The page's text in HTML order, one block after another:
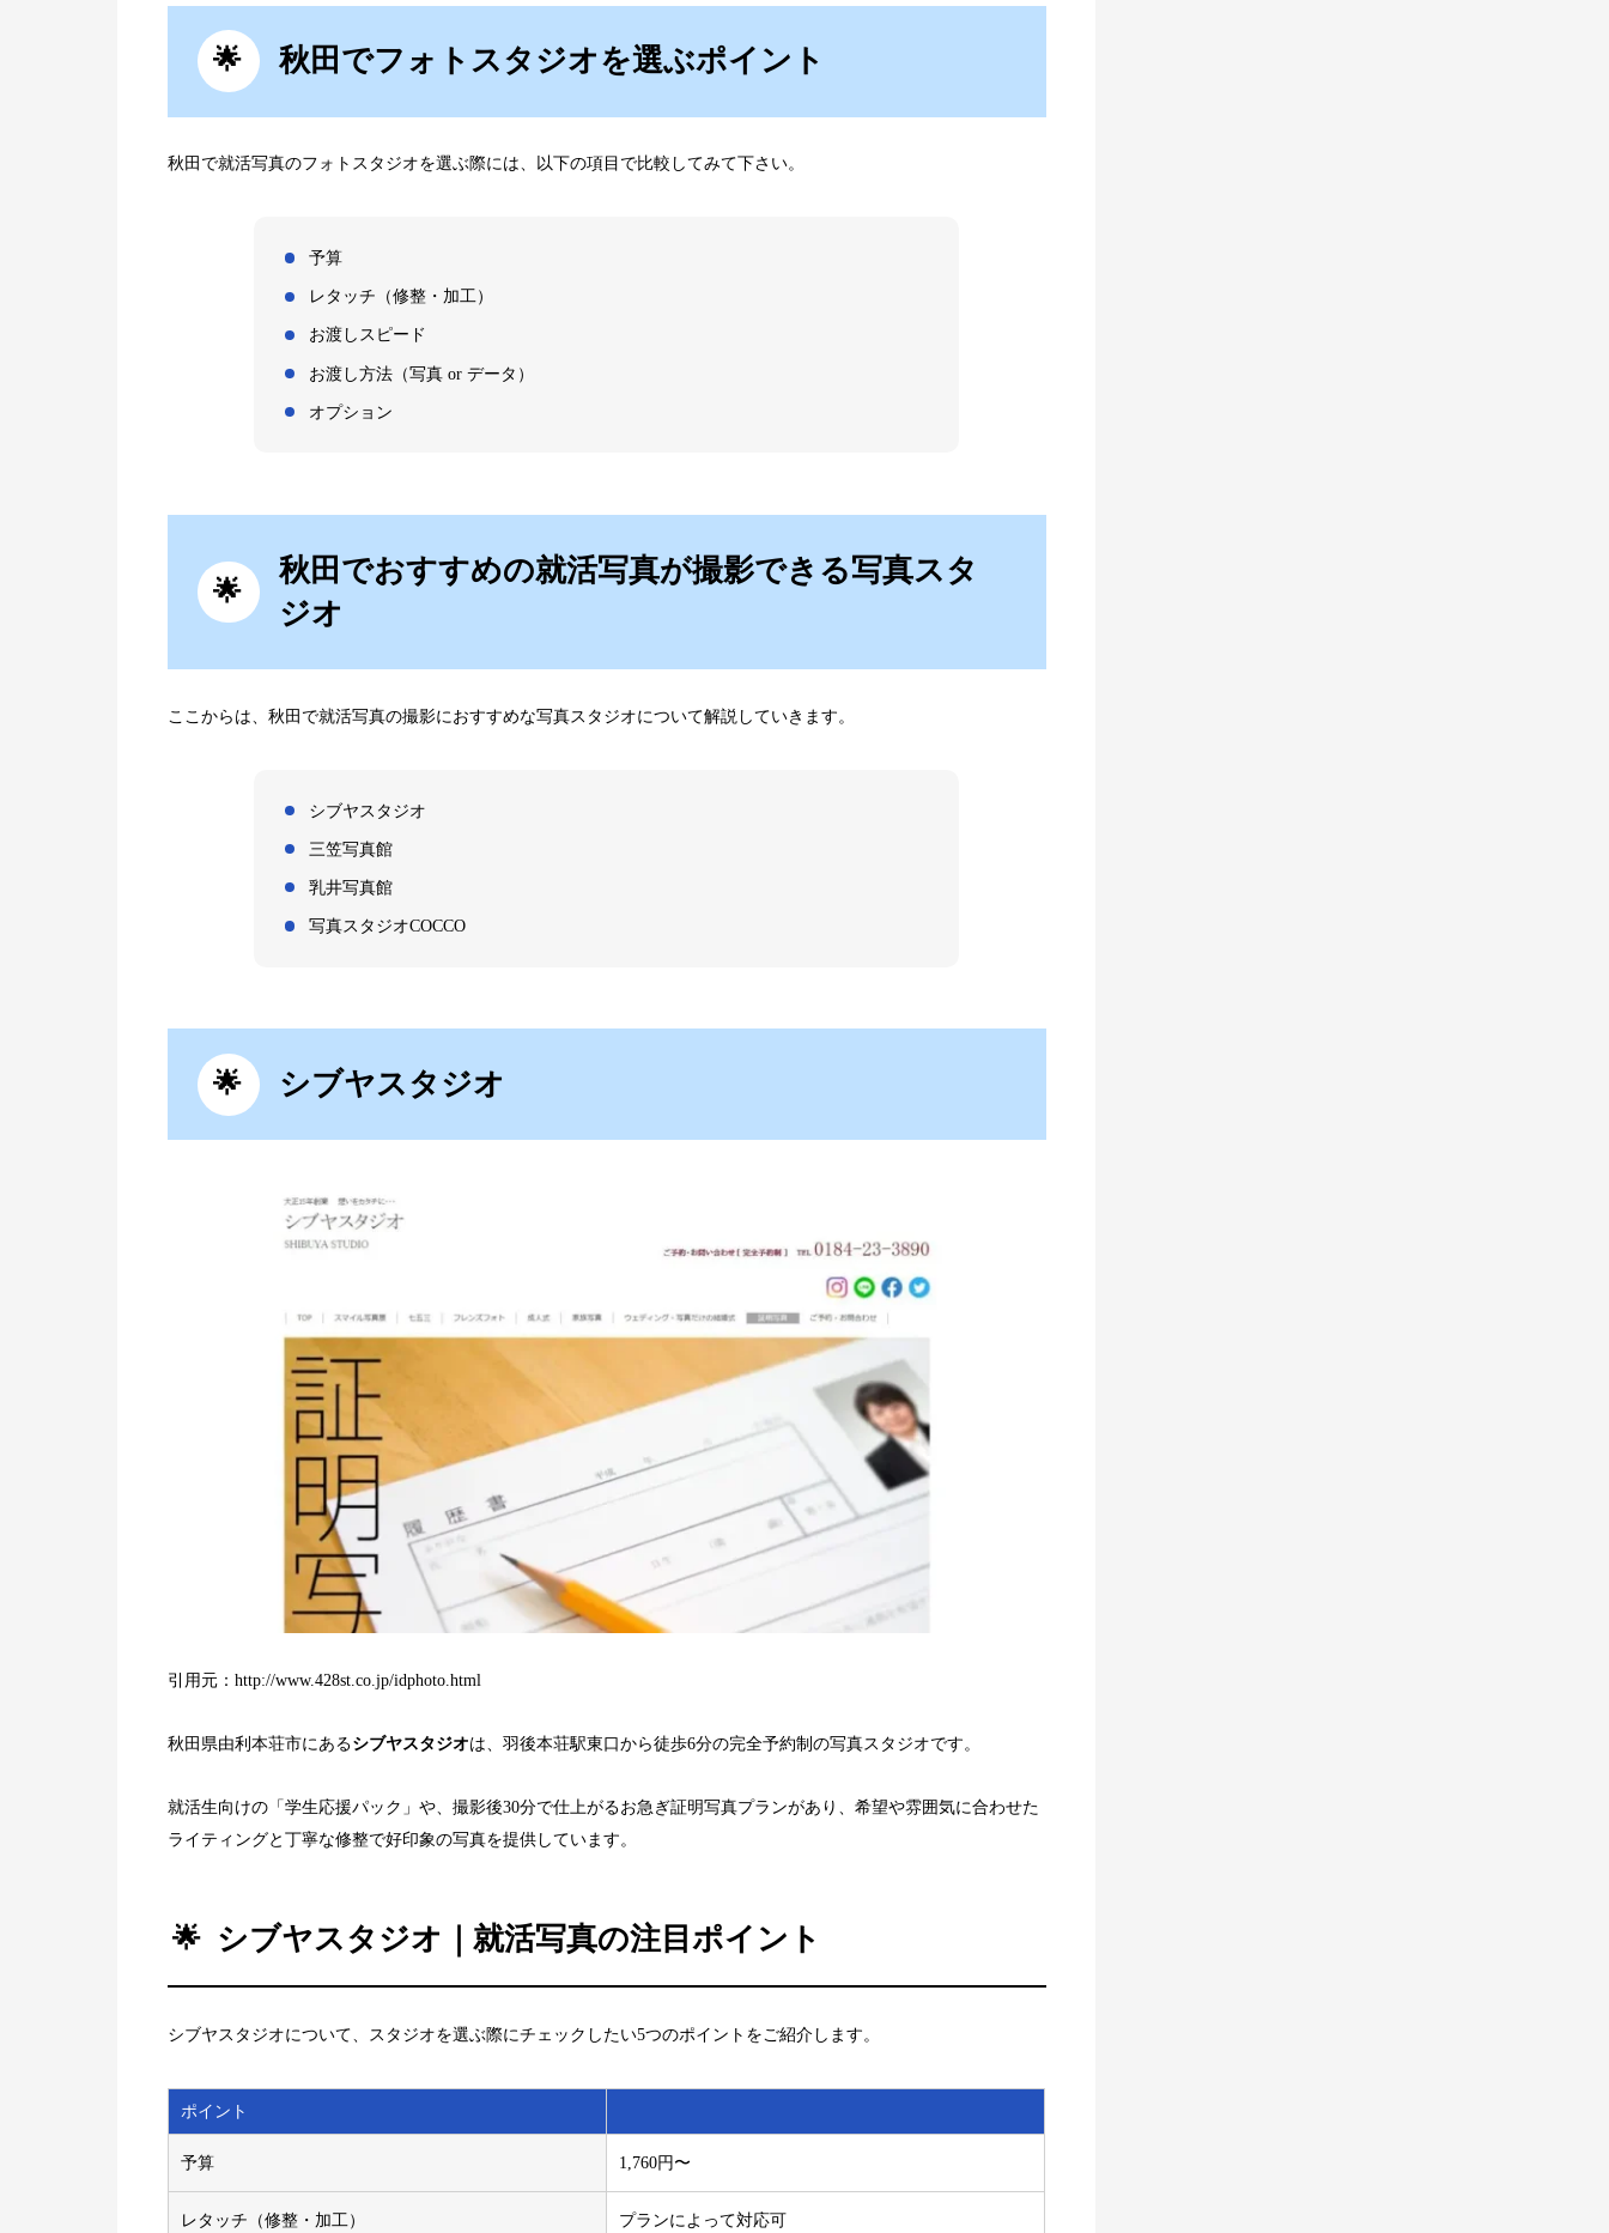
秋田でフォトスタジオを選ぶポイント
秋田で就活写真のフォトスタジオを選ぶ際には、以下の項目で比較してみて下さい。
予算
レタッチ（修整・加工）
お渡しスピード
お渡し方法（写真 or データ）
オプション
秋田でおすすめの就活写真が撮影できる写真スタ
ジオ
ここからは、秋田で就活写真の撮影におすすめな写真スタジオについて解説していきます。
シブヤスタジオ
三笠写真館
乳井写真館
写真スタジオCOCCO
シブヤスタジオ
引用元：http://www.428st.co.jp/idphoto.html
秋田県由利本荘市にあるシブヤスタジオは、羽後本荘駅東口から徒歩6分の完全予約制の写真スタジオです。
就活生向けの「学生応援パック」や、撮影後30分で仕上がるお急ぎ証明写真プランがあり、希望や雰囲気に合わせた
ライティングと丁寧な修整で好印象の写真を提供しています。
シブヤスタジオ ｜就活写真の注目ポイント
シブヤスタジオについて、スタジオを選ぶ際にチェックしたい5つのポイントをご紹介します。
ポイント
予算 1,760円〜
レタッチ（修整・加工） プランによって対応可